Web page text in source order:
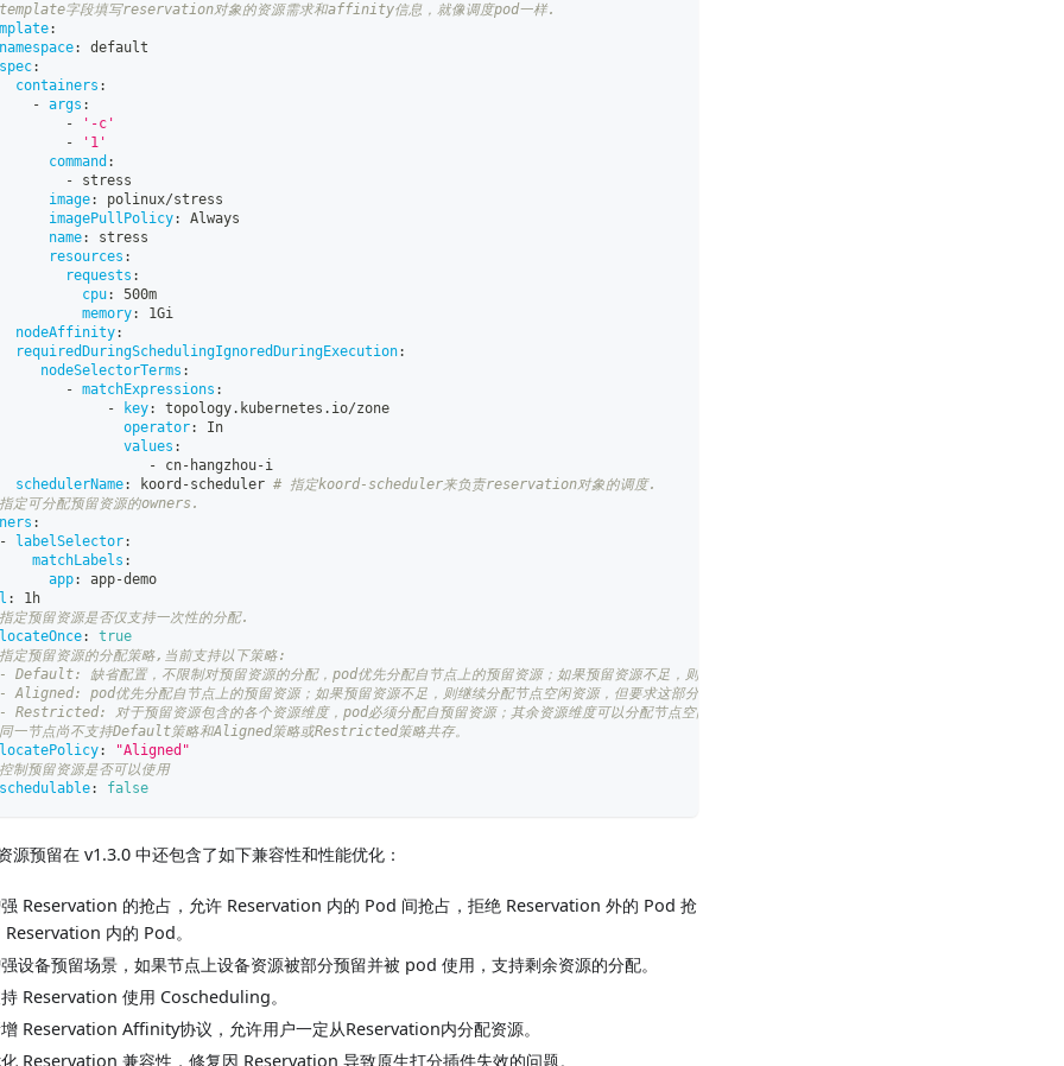
字段填写reservation对象的资源需求和affinity信息，就像调度pod一样.
:
namespace:
default
spec:
containers :
- args :
-
'-c'
-
'1'
command :
- stress
image:
polinux/stress
imagePullPolicy:
Always
name:
stress
resources :
requests :
cpu:
500m
memory:
1Gi
nodeAffinity:
requiredDuringSchedulingIgnoredDuringExecution:
nodeSelectorTerms :
- matchExpressions :
-
key:
topology.kubernetes.io/zone
operator:
In
values :
- cn- hangzhou-i
schedulerName: koord -scheduler # 指定koord-scheduler来负责reservation对象的调度.
定可分配预留资源的owners.
:
-
labelSelector:
matchLabels :
app: app-demo
:
1h
定预留资源是否仅支持一次性的分配.
:
true
定预留资源的分配策略,当前支持以下策略:
Default: 缺省配置，不限制对预留资源的分配，pod优先分配自节点上的预留资源；如果预留资源不足，则继续分配节点空闲资源。
Aligned: pod优先分配自节点上的预留资源；如果预留资源不足，则继续分配节点空闲资源，但要求这部分资源满足Pod需求。该策略可用于规避pod同时分配多
Restricted: 对于预留资源包含的各个资源维度，pod必须分配自预留资源；其余资源维度可以分配节点空闲资源。包含了Aligned策略的语义。
一节点尚不支持Default策略和Aligned策略或Restricted策略共存。
:
"Aligned"
制预留资源是否可以使用
: false
源预留在 v1.3.0 中还包含了如下兼容性和性能优化：
Reservation 的抢占，允许 Reservation 内的 Pod 间抢占，拒绝 Reservation 外的 Pod 抢
Reservation 内的 Pod。
设备预留场景，如果节点上设备资源被部分预留并被 pod 使用，支持剩余资源的分配。
Reservation 使用 Coscheduling。
Reservation Affinity协议，允许用户一定从Reservation内分配资源。
Reservation 兼容性，修复因 Reservation 导致原生打分插件失效的问题。